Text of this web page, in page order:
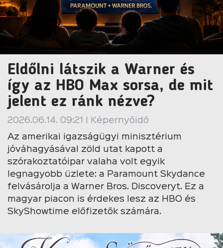
Eldőlni látszik a Warner és
így az HBO Max sorsa, de mit
jelent ez ránk nézve?
2026.06.14. 09:21 | Képernyőidő
Az amerikai igazságügyi minisztérium
jóváhagyásával zöld utat kapott a
szórakoztatóipar valaha volt egyik
legnagyobb üzlete: a Paramount Skydance
felvásárolja a Warner Bros. Discoveryt. Ez a
magyar piacon is érdekes lesz az HBO és
SkyShowtime előfizetők számára.